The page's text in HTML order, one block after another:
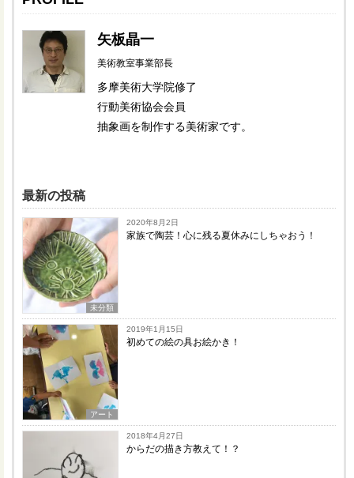
矢板晶一
美術教室事業部長
多摩美術大学院修了
行動美術協会会員
抽象画を制作する美術家です。
最新の投稿
未分類
2020年8月2日
家族で陶芸！心に残る夏休みにしちゃおう！
アート
2019年1月15日
初めての絵の具お絵かき！
2018年4月27日
からだの描き方教えて！？